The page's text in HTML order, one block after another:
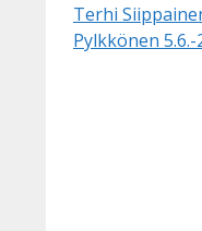
Terhi
Pylkkönen 5.6.-